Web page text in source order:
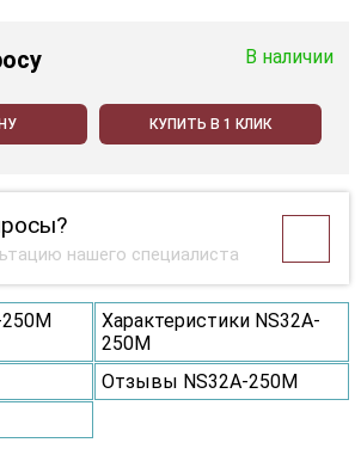
В наличии
КУПИТЬ В 1 КЛИК
нашего специалиста
Характеристики NS32A-
250M
Отзывы NS32A-250M